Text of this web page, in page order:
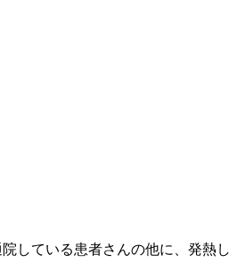
している患者さんの他に、発熱し